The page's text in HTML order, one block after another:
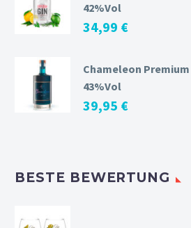
42%Vol
34,99 €
Chameleon Premium
43%Vol
39,95 €
BESTE BEWERTUNG